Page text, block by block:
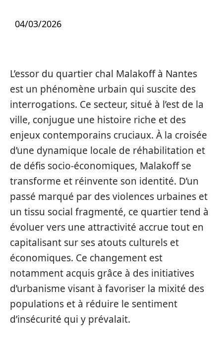
04/03/2026
L’essor du quartier chal Malakoff à Nantes
est un phénomène urbain qui suscite des
interrogations. Ce secteur, situé à l’est de la
ville, conjugue une histoire riche et des
enjeux contemporains cruciaux. À la croisée
d’une dynamique locale de réhabilitation et
de défis socio-économiques, Malakoff se
transforme et réinvente son identité. D’un
passé marqué par des violences urbaines et
un tissu social fragmenté, ce quartier tend à
évoluer vers une attractivité accrue tout en
capitalisant sur ses atouts culturels et
économiques. Ce changement est
notamment acquis grâce à des initiatives
d’urbanisme visant à favoriser la mixité des
populations et à réduire le sentiment
d’insécurité qui y prévalait.